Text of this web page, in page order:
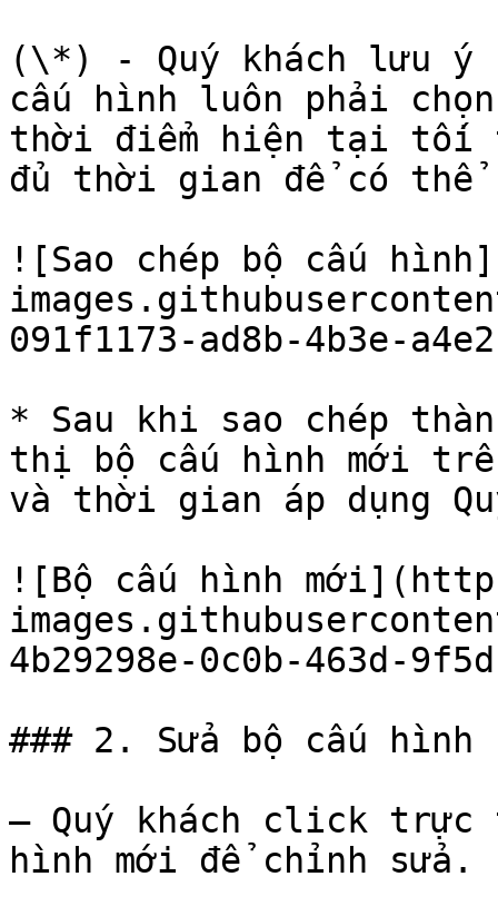
(\*) - Quý khách lưu ý
cấu hình luôn phải
thời điểm hiện tại tối
đủ thời gian để có thể
![Sao chép bộ cấu
091f1173-ad8b-4b3e-
* Sau khi sao chép
thị bộ cấu hình mới
và thời gian áp dụng
![Bộ cấu hình
4b29298e-0c0b-463d-
### 2. Sửa bộ cấu hình
– Quý khách click
hình mới để chỉnh sửa.